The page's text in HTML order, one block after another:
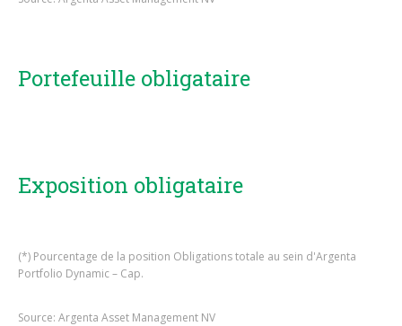
Portefeuille obligataire
Exposition obligataire
(*) Pourcentage de la position Obligations totale au sein d'Argenta
Portfolio Dynamic – Cap.
Source: Argenta Asset Management NV